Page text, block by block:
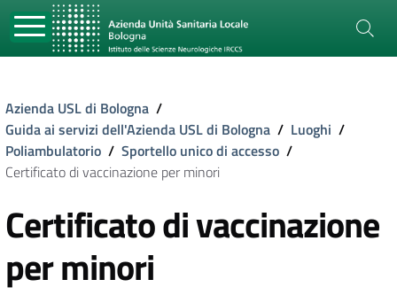
Azienda USL di Bologna /
Guida ai servizi dell'Azienda USL di Bologna / Luoghi /
Poliambulatorio / Sportello unico di accesso /
Certificato di vaccinazione per minori
Certificato di vaccinazione
per minori